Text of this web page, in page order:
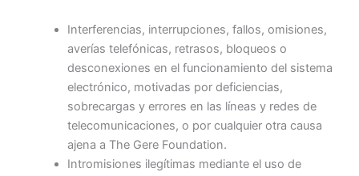
Interferencias, interrupciones, fallos, omisiones,
averías telefónicas, retrasos, bloqueos o
desconexiones en el funcionamiento del sistema
electrónico, motivadas por deficiencias,
sobrecargas y errores en las líneas y redes de
telecomunicaciones, o por cualquier otra causa
ajena a The Gere Foundation.
Intromisiones ilegítimas mediante el uso de